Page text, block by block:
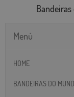
Menú
HOME
BANDEIRAS DO